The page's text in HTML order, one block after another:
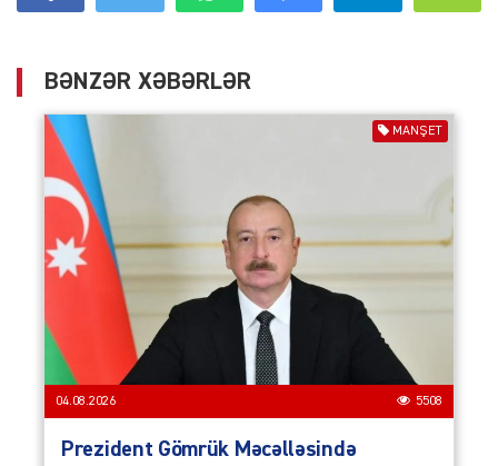
BƏNZƏR XƏBƏRLƏR
MANŞET
04.08.2026 5508
Prezident Gömrük Məcəlləsində